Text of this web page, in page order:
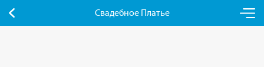
Свадебное Платье